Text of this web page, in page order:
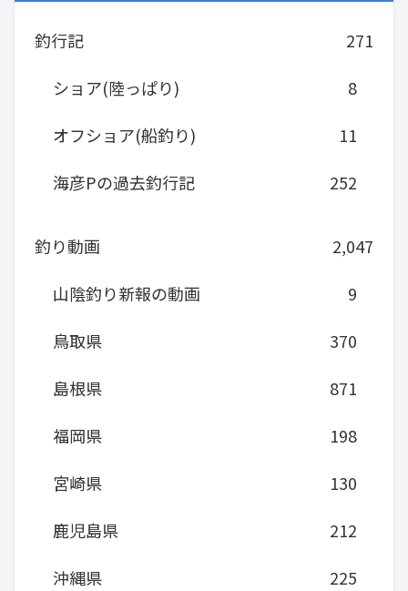
釣行記
271
ショア(陸っぱり)
8
オフショア(船釣り)
11
海彦Pの過去釣行記
252
釣り動画
2,047
山陰釣り新報の動画
9
鳥取県
370
島根県
871
福岡県
198
宮崎県
130
鹿児島県
212
沖縄県
225